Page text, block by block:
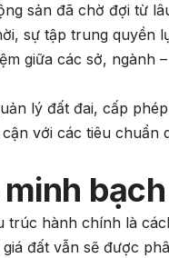
sản đã chờ đợi từ
sự tập trung quyền
giữa các sở, ngành
lý đất đai, cấp
với các tiêu chuẩn
hành chính là
đất vẫn sẽ được